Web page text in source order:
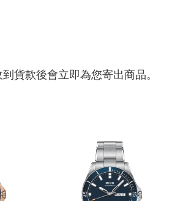
貨款後會立即為您寄出商品。